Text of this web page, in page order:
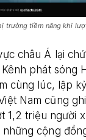
trường tiềm năng khi
châu Á lại
phát sóng
cùng lúc, lập
Nam cũng
1,2 triệu người
cộng